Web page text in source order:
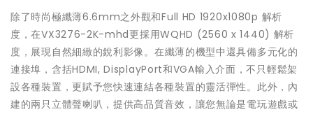
除了時尚極纖薄6.6mm之外觀和Full HD 1920x1080p 解析
度，在VX3276-2K-mhd更採用WQHD (2560 x 1440) 解析
度，展現自然細緻的銳利影像。 在纖薄的機型中還具備多元化的
連接埠，含括HDMI, DisplayPort和VGA輸入介面，不只輕鬆架
設各種裝置，更賦予您快速連結各種裝置的靈活彈性。 此外，內
建的兩只立體聲喇叭，提供高品質音效， 讓您無論是電玩遊戲或